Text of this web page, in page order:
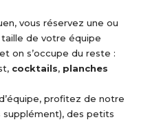
vous réservez une ou
de votre équipe
on s’occupe du reste :
cocktails, planches
profitez de notre
supplément), des petits